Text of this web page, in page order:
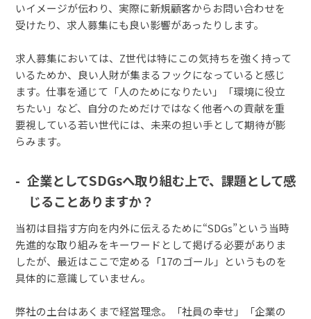
いイメージが伝わり、実際に新規顧客からお問い合わせを
受けたり、求人募集にも良い影響があったりします。
求人募集においては、Z世代は特にこの気持ちを強く持って
いるためか、良い人財が集まるフックになっていると感じ
ます。仕事を通じて「人のためになりたい」「環境に役立
ちたい」など、自分のためだけではなく他者への貢献を重
要視している若い世代には、未来の担い手として期待が膨
らみます。
企業としてSDGsへ取り組む上で、課題として感
じることありますか？
当初は目指す方向を内外に伝えるために“SDGs”という当時
先進的な取り組みをキーワードとして掲げる必要がありま
したが、最近はここで定める「17のゴール」というものを
具体的に意識していません。
弊社の土台はあくまで経営理念。「社員の幸せ」「企業の